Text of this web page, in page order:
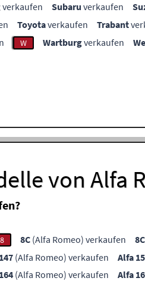
verkaufen Subaru verkaufen
Toyotaverkaufen Trabant
W Wartburgverkaufen
von Alfa
8 8C (Alfa Romeo) verkaufen
(Alfa Romeo) verkaufen Alfa
(Alfa Romeo) verkaufen Alfa